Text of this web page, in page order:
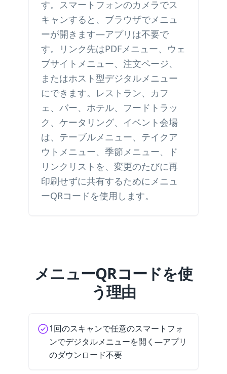
す。スマートフォンのカメラでス
キャンすると、ブラウザでメニュ
ーが開きます—アプリは不要で
す。リンク先はPDFメニュー、ウェ
ブサイトメニュー、注文ページ、
またはホスト型デジタルメニュー
にできます。レストラン、カフ
ェ、バー、ホテル、フードトラッ
ク、ケータリング、イベント会場
は、テーブルメニュー、テイクア
ウトメニュー、季節メニュー、ド
リンクリストを、変更のたびに再
印刷せずに共有するためにメニュ
ーQRコードを使用します。
メニューQRコードを使
う理由
1回のスキャンで任意のスマートフォ
ンでデジタルメニューを開く—アプリ
のダウンロード不要